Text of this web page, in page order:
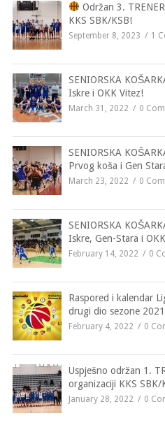
Održan 3.
KKS SBK/KSB!
September 8, 2023 1
SENIORSKA
Iskre i OKK Vitez!
March 31, 2022 0
SENIORSKA
Prvog koša i Gen
March 23, 2022 0
SENIORSKA
Iskre, Gen-Stara i
February 14, 2022 0
Raspored i kalendar
drugi dio sezone
February 4, 2022 0
Uspješno održan 1.
organizaciji KKS SBK/
January 28, 2022 0